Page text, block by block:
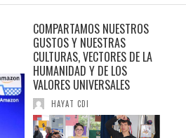
COMPARTAMOS NUESTROS
GUSTOS Y NUESTRAS
CULTURAS, VECTORES DE LA
HUMANIDAD Y DE LOS
VALORES UNIVERSALES
HAYAT CDI